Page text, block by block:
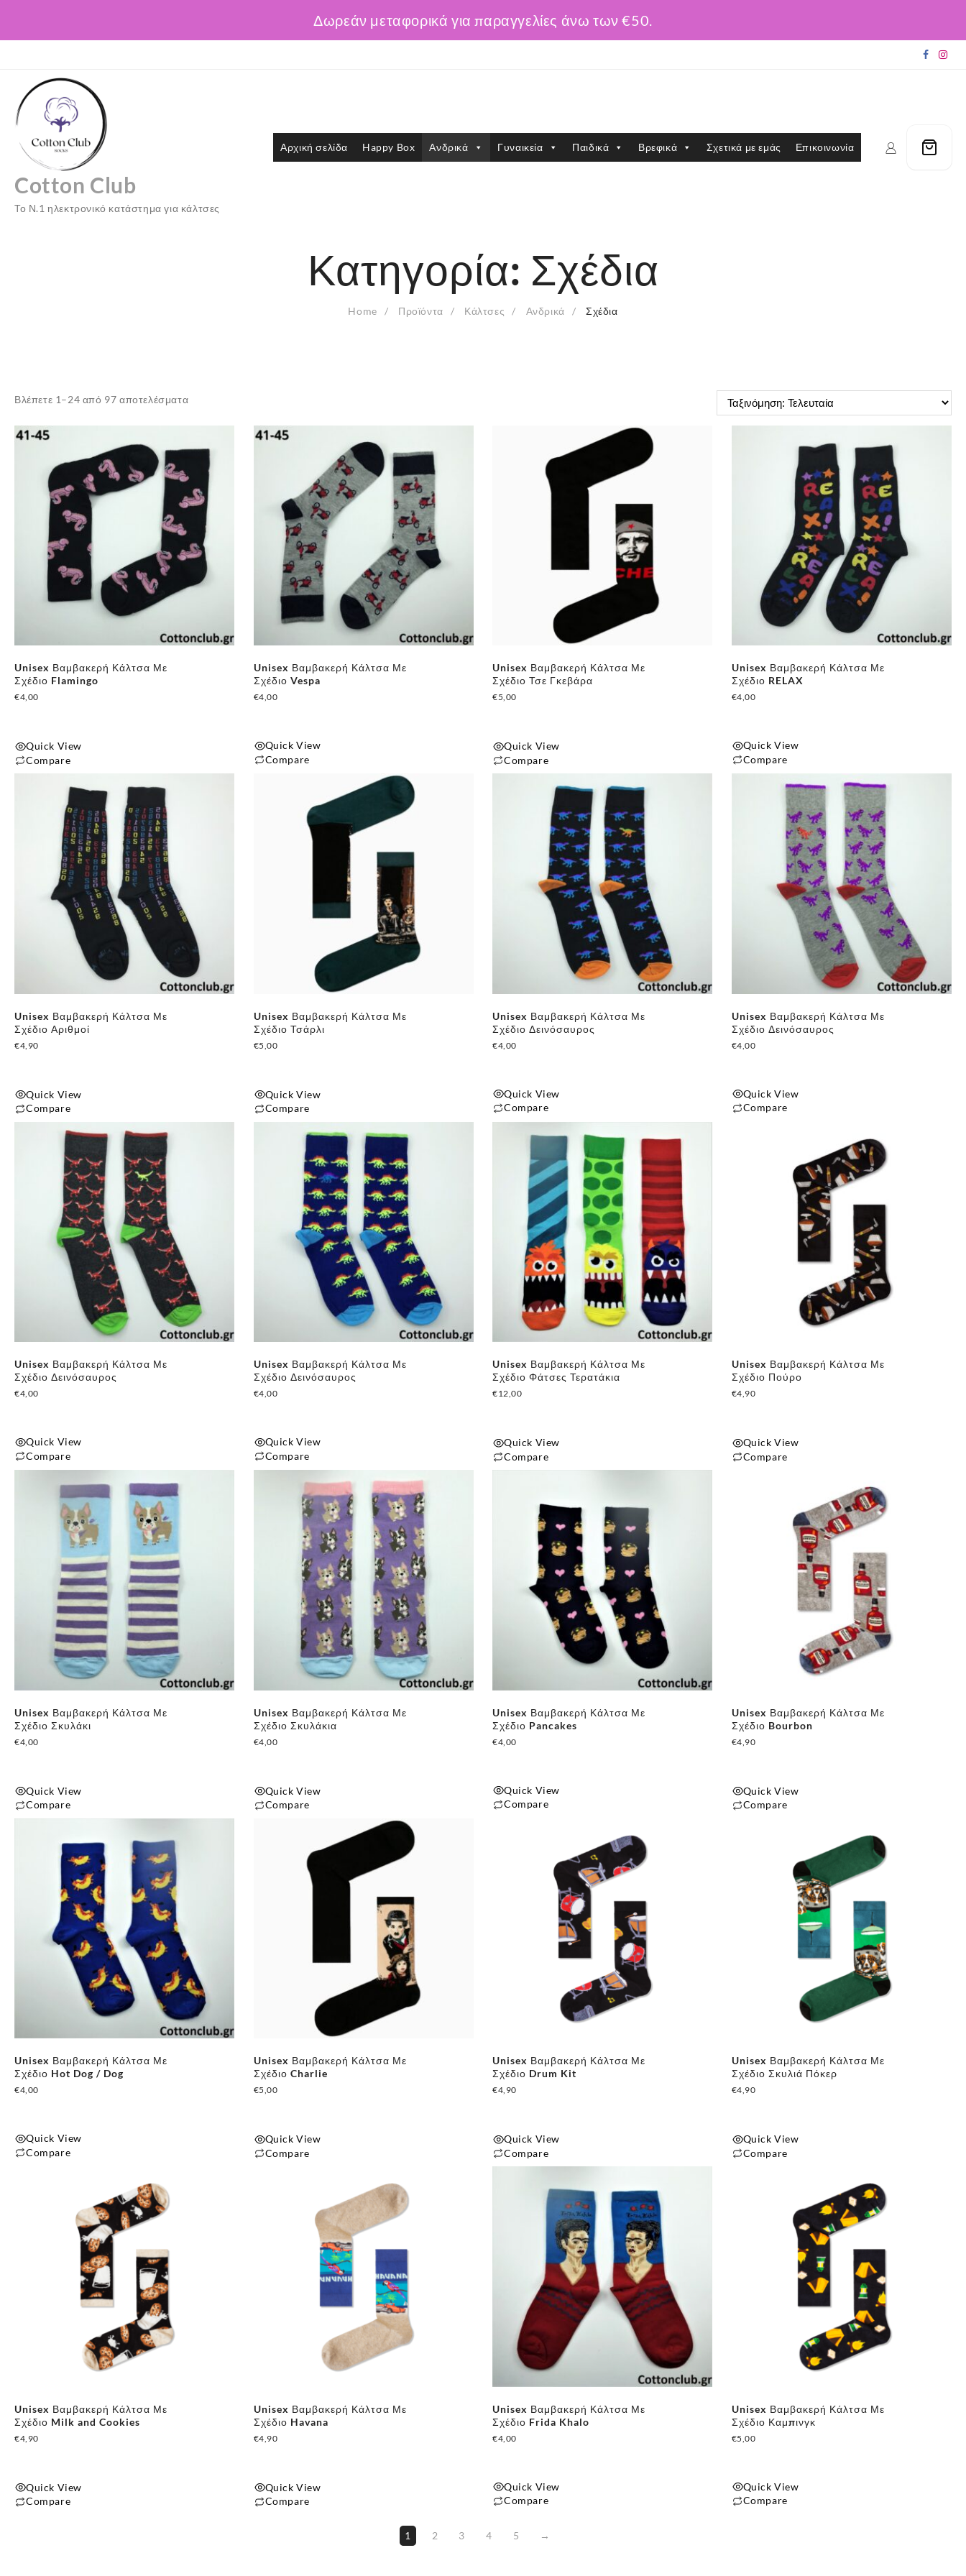
Δωρεάν μεταφορικά για παραγγελίες άνω των €50.
content
Cotton Club
Το Ν.1 ηλεκτρονικό κατάστημα για κάλτσες
Αρχική σελίδα Happy Box Ανδρικά Γυναικεία Παιδικά Βρεφικά Σχετικά με εμάς Επικοινωνία
Κατηγορία: Σχέδια
Home Προϊόντα Κάλτσες Ανδρικά Σχέδια
Βλέπετε 1–24 από 97 αποτελέσματαSorted
Unisex Βαμβακερή Κάλτσα Με
Σχέδιο Flamingo
€4,00
Quick View
Compare
Unisex Βαμβακερή Κάλτσα Με
Σχέδιο Vespa
€4,00
Quick View
Compare
Unisex Βαμβακερή Κάλτσα Με
Σχέδιο Τσε Γκεβάρα
€5,00
Quick View
Compare
Unisex Βαμβακερή Κάλτσα Με
Σχέδιο RELAX
€4,00
Quick View
Compare
Unisex Βαμβακερή Κάλτσα Με
Σχέδιο Αριθμοί
€4,90
Quick View
Compare
Unisex Βαμβακερή Κάλτσα Με
Σχέδιο Τσάρλι
€5,00
Quick View
Compare
Unisex Βαμβακερή Κάλτσα Με
Σχέδιο Δεινόσαυρος
€4,00
Quick View
Compare
Unisex Βαμβακερή Κάλτσα Με
Σχέδιο Δεινόσαυρος
€4,00
Quick View
Compare
Unisex Βαμβακερή Κάλτσα Με
Σχέδιο Δεινόσαυρος
€4,00
Quick View
Compare
Unisex Βαμβακερή Κάλτσα Με
Σχέδιο Δεινόσαυρος
€4,00
Quick View
Compare
Unisex Βαμβακερή Κάλτσα Με
Σχέδιο Φάτσες Τερατάκια
€12,00
Quick View
Compare
Unisex Βαμβακερή Κάλτσα Με
Σχέδιο Πούρο
€4,90
Quick View
Compare
Unisex Βαμβακερή Κάλτσα Με
Σχέδιο Σκυλάκι
€4,00
Quick View
Compare
Unisex Βαμβακερή Κάλτσα Με
Σχέδιο Σκυλάκια
€4,00
Quick View
Compare
Unisex Βαμβακερή Κάλτσα Με
Σχέδιο Pancakes
€4,00
Quick View
Compare
Unisex Βαμβακερή Κάλτσα Με
Σχέδιο Bourbon
€4,90
Quick View
Compare
Unisex Βαμβακερή Κάλτσα Με
Σχέδιο Hot Dog / Dog
€4,00
Quick View
Compare
Unisex Βαμβακερή Κάλτσα Με
Σχέδιο Charlie
€5,00
Quick View
Compare
Unisex Βαμβακερή Κάλτσα Με
Σχέδιο Drum Kit
€4,90
Quick View
Compare
Unisex Βαμβακερή Κάλτσα Με
Σχέδιο Σκυλιά Πόκερ
€4,90
Quick View
Compare
Unisex Βαμβακερή Κάλτσα Με
Σχέδιο Milk and Cookies
€4,90
Quick View
Compare
Unisex Βαμβακερή Κάλτσα Με
Σχέδιο Havana
€4,90
Quick View
Compare
Unisex Βαμβακερή Κάλτσα Με
Σχέδιο Frida Khalo
€4,00
Quick View
Compare
Unisex Βαμβακερή Κάλτσα Με
Σχέδιο Καμπινγκ
€5,00
Quick View
Compare
1 2 3 4 5 →